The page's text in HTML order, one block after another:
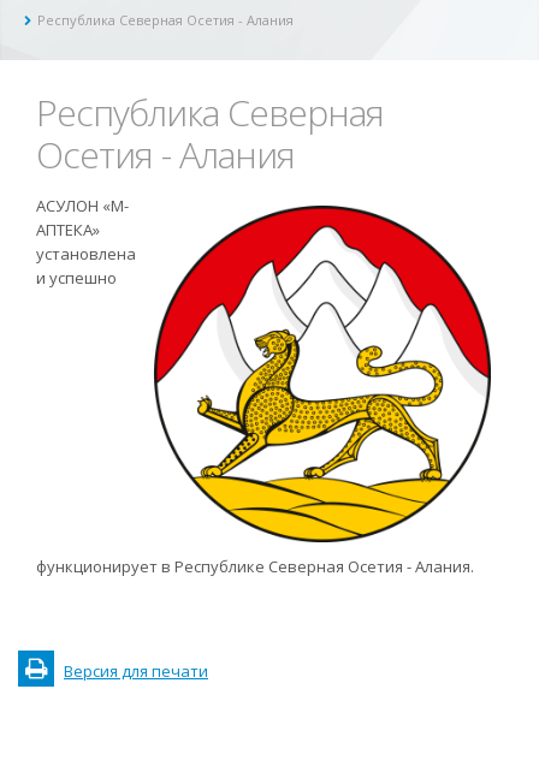
Республика Северная Осетия - Алания
Республика Северная
Осетия - Алания
АСУЛОН «М-
АПТЕКА»
установлена
и успешно
функционирует в Республике Северная Осетия - Алания.
Версия для печати